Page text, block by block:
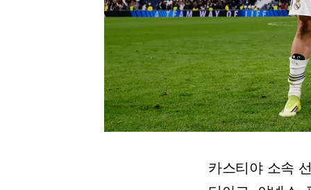
카스티야 소속